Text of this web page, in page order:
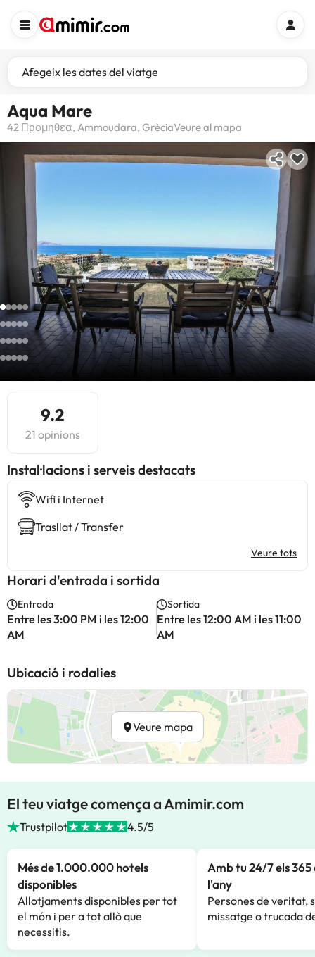
Afegeix les dates del viatge
Aqua Mare
42 Προμηθεα, Ammoudara, GrèciaVeure al mapa
9.2
21 opinions
Instal·lacions i serveis destacats
Wifi i Internet
Trasllat / Transfer
Veure tots
Horari d'entrada i sortida
Entrada
Entre les 3:00 PM i les 12:00
AM
Sortida
Entre les 12:00 AM i les 11:00
AM
Ubicació i rodalies
Veure mapa
El teu viatge comença a Amimir.com
Trustpilot 4.5/5
Més de 1.000.000 hotels
disponibles
Allotjaments disponibles per tot
el món i per a tot allò que
necessitis.
Amb tu 24/7 els 365
l'any
Persones de veritat,
missatge o trucada